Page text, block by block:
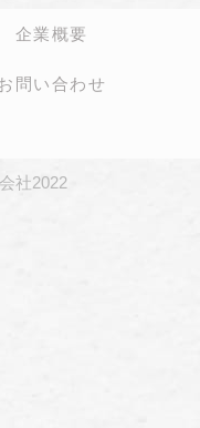
企業概要
お問い合わせ
社2022